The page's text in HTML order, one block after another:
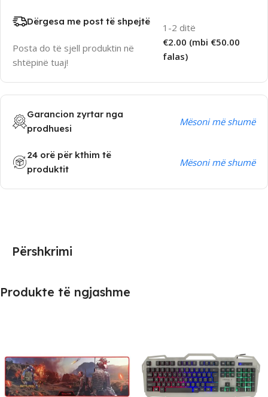
Dërgesa me post të shpejtë
Posta do të sjell produktin në
shtëpinë tuaj!
1-2 ditë
€2.00 (mbi €50.00
falas)
Garancion zyrtar nga
prodhuesi
Mësoni më shumë
24 orë për kthim të
produktit
Mësoni më shumë
Përshkrimi
Produkte të ngjashme